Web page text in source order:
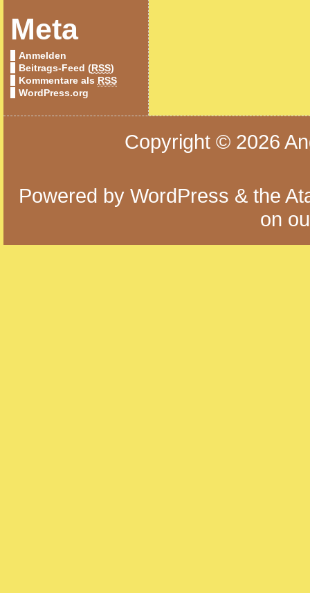
Meta
Anmelden
Beitrags-Feed (RSS)
Kommentare als RSS
WordPress.org
Copyright © 2026
Powered byWordPress & the
on